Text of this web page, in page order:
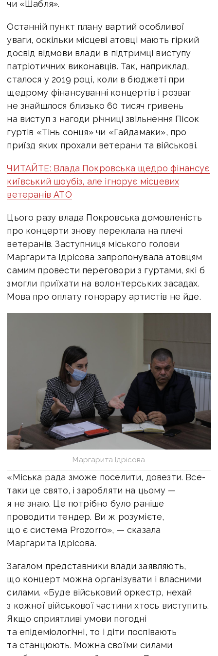
чи «Шабля».
Останній пункт плану вартий особливої
уваги, оскільки місцеві атовці мають гіркий
досвід відмови влади в підтримці виступу
патріотичних виконавців. Так, наприклад,
сталося у 2019 році, коли в бюджеті при
щедрому фінансуванні концертів і розваг
не знайшлося близько 60 тисяч гривень
на виступ з нагоди річниці звільнення Пісок
гуртів «Тінь сонця» чи «Гайдамаки», про
приїзд яких прохали ветерани та військові.
ЧИТАЙТЕ: Влада Покровська щедро фінансує
київський шоубіз, але ігнорує місцевих
ветеранів АТО
Цього разу влада Покровська домовленість
про концерти знову переклала на плечі
ветеранів. Заступниця міського голови
Маргарита Ідрісова запропонувала атовцям
самим провести переговори з гуртами, які б
змогли приїхати на волонтерських засадах.
Мова про оплату гонорару артистів не йде.
Маргарита Ідрісова
«Міська рада зможе поселити, довезти. Все-
таки це свято, і заробляти на цьому —
я не знаю. Це потрібно було раніше
проводити тендер. Ви ж розумієте,
що є система Prozorro», — сказала
Маргарита Ідрісова.
Загалом представники влади заявляють,
що концерт можна організувати і власними
силами. «Буде військовий оркестр, нехай
з кожної військової частини хтось виступить.
Якщо сприятливі умови погодні
та епідеміологічні, то і діти поспівають
та станцюють. Можна своїми силами